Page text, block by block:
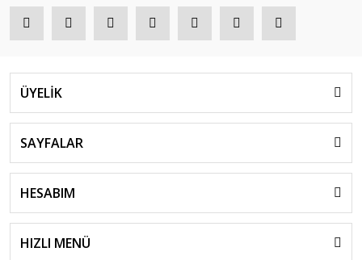
ÜYELİK
SAYFALAR
HESABIM
HIZLI MENÜ